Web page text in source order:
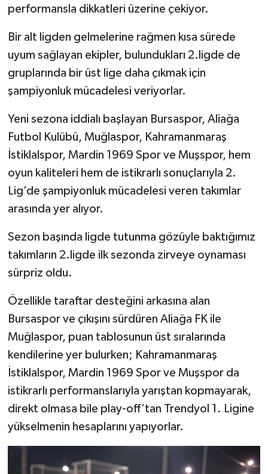
performansla dikkatleri üzerine çekiyor.
Bir alt ligden gelmelerine rağmen kısa sürede
uyum sağlayan ekipler, bulundukları 2.ligde de
gruplarında bir üst lige daha çıkmak için
şampiyonluk mücadelesi veriyorlar.
Yeni sezona iddialı başlayan Bursaspor, Aliağa
Futbol Kulübü, Muğlaspor, Kahramanmaraş
İstiklalspor, Mardin 1969 Spor ve Muşspor, hem
oyun kaliteleri hem de istikrarlı sonuçlarıyla 2.
Lig’de şampiyonluk mücadelesi veren takımlar
arasında yer alıyor.
Sezon başında ligde tutunma gözüyle baktığımız
takımların 2.ligde ilk sezonda zirveye oynaması
sürpriz oldu.
Özellikle taraftar desteğini arkasına alan
Bursaspor ve çıkışını sürdüren Aliağa FK ile
Muğlaspor, puan tablosunun üst sıralarında
kendilerine yer bulurken; Kahramanmaraş
İstiklalspor, Mardin 1969 Spor ve Muşspor da
istikrarlı performanslarıyla yarıştan kopmayarak,
direkt olmasa bile play-off’tan Trendyol 1. Ligine
yükselmenin hesaplarını yapıyorlar.
YAŞAM